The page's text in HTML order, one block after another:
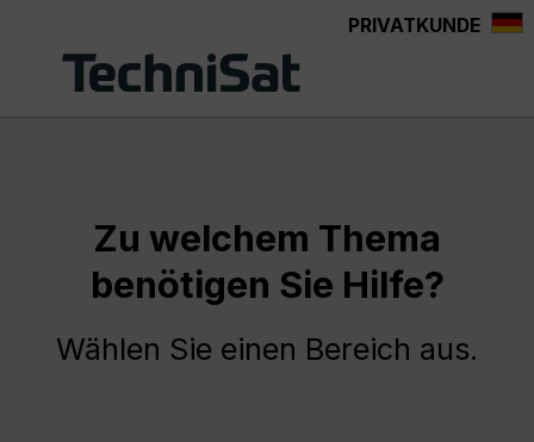
PRIVATKUNDE
Zu welchem Thema
benötigen Sie Hilfe?
Wählen Sie einen Bereich aus.